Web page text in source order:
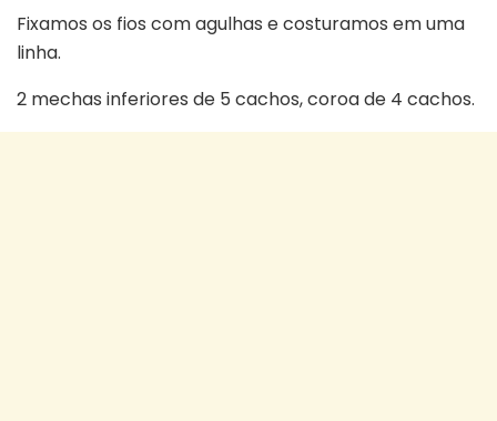
Fixamos os fios com agulhas e costuramos em uma
linha.
2 mechas inferiores de 5 cachos, coroa de 4 cachos.